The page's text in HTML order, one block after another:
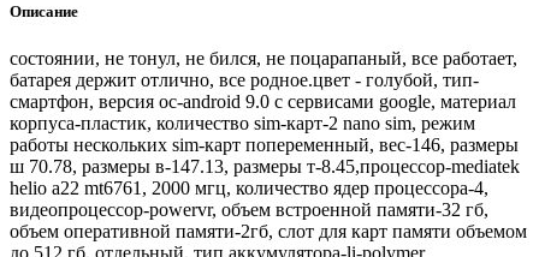
Описание
состоянии, не тонул, не бился, не поцарапаный, все работает,
батарея держит отлично, все родное.цвет - голубой, тип-
смартфон, версия ос-android 9.0 с сервисами google, материал
корпуса-пластик, количество sim-карт-2 nano sim, режим
работы нескольких sim-карт попеременный, вес-146, размеры
ш 70.78, размеры в-147.13, размеры т-8.45,процессор-mediatek
helio a22 mt6761, 2000 мгц, количество ядер процессора-4,
видеопроцессор-powervr, объем встроенной памяти-32 гб,
объем оперативной памяти-2гб, слот для карт памяти объемом
до 512 гб, отдельный, тип аккумулятора-li-polymer